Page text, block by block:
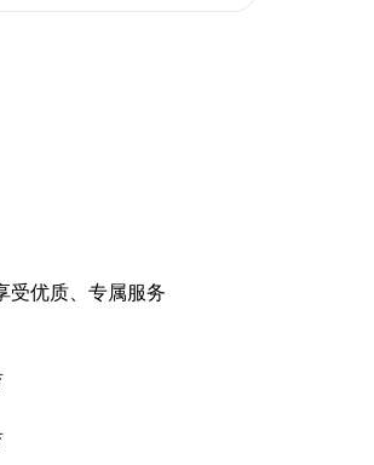
入创作
能摆脱分心的困扰，安心准备作品集，可
准备申请后，新的焦虑又扑面而来。
受优质、专属服务